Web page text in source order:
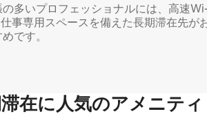
の多いプロフェッショナルには、高速
事専用スペースを備えた長期滞在先が
です。
在に人気のアメニテ